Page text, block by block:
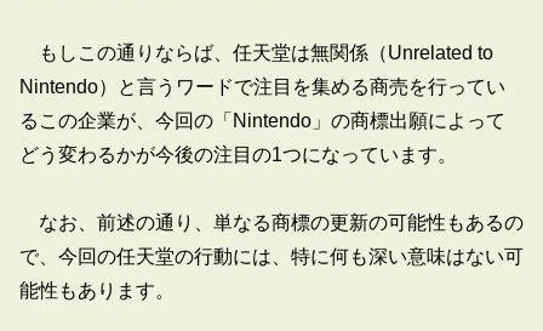
もしこの通りならば、任天堂は無関係（Unrelated to
Nintendo）と言うワードで注目を集める商売を行ってい
るこの企業が、今回の「Nintendo」の商標出願によって
どう変わるかが今後の注目の1つになっています。
なお、前述の通り、単なる商標の更新の可能性もあるの
で、今回の任天堂の行動には、特に何も深い意味はない可
能性もあります。